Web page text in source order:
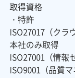
取得資格
・特許
ISO27017（ク
本社のみ取得
ISO27001（情
ISO9001（品質